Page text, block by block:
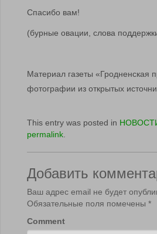
Спасибо вам!
(бурные овации, слова
Материал газеты «Гродненская
фотографии из открытых
This entry was posted in
permalink
Добавить
Ваш адрес email не будет
Обязательные поля помечены *
Comment